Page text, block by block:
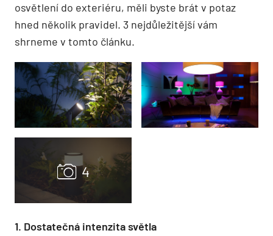
osvětlení do exteriéru, měli byste brát v potaz
hned několik pravidel. 3 nejdůležitější vám
shrneme v tomto článku.
1. Dostatečná intenzita světla